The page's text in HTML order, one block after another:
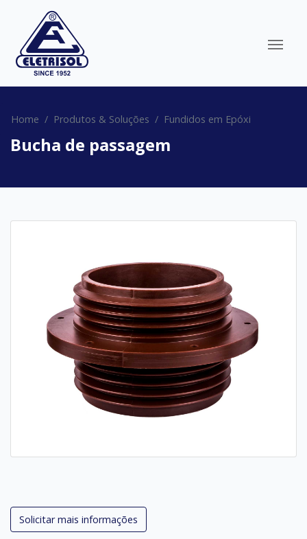
Home Produtos & Soluções Fundidos em Epóxi
Bucha de passagem
Solicitar mais informações